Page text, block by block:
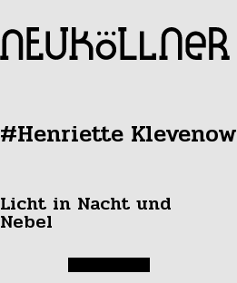
#Henriette Klevenow
Licht in Nacht und
Nebel